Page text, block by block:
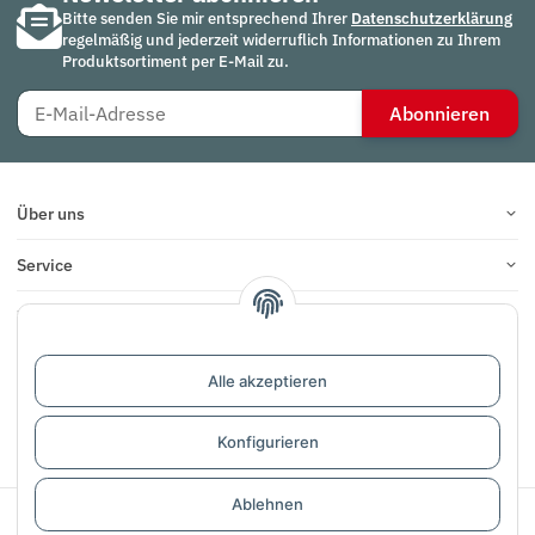
Alle akzeptieren
Konfigurieren
Ablehnen
Bitte senden Sie mir entsprechend Ihrer Datenschutzerklärung
regelmäßig und jederzeit widerruflich Informationen zu Ihrem
Produktsortiment per E-Mail zu.
Abonnieren
Über uns
Service
Infos
Bewertungen
Vertrag widerrufen